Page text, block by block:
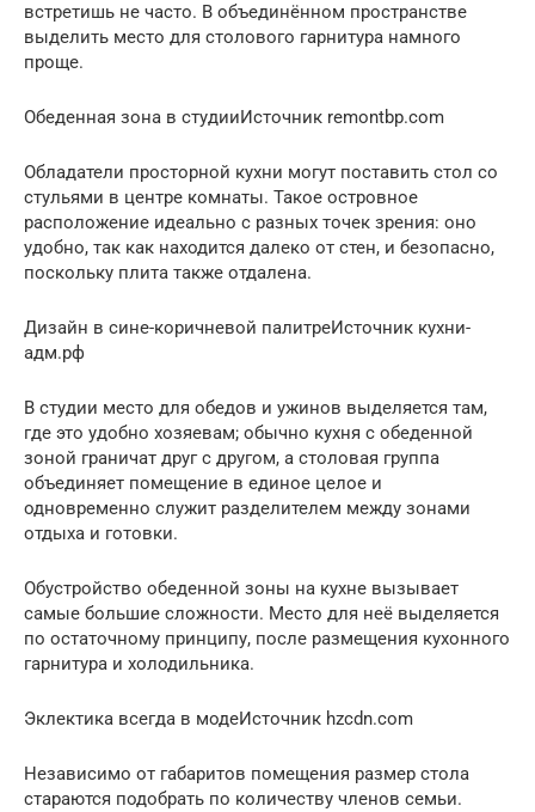
встретишь не часто. В объединённом пространстве
выделить место для столового гарнитура намного
проще.
Обеденная зона в студииИсточник remontbp.com
Обладатели просторной кухни могут поставить стол со
стульями в центре комнаты. Такое островное
расположение идеально с разных точек зрения: оно
удобно, так как находится далеко от стен, и безопасно,
поскольку плита также отдалена.
Дизайн в сине-коричневой палитреИсточник кухни-
адм.рф
В студии место для обедов и ужинов выделяется там,
где это удобно хозяевам; обычно кухня с обеденной
зоной граничат друг с другом, а столовая группа
объединяет помещение в единое целое и
одновременно служит разделителем между зонами
отдыха и готовки.
Обустройство обеденной зоны на кухне вызывает
самые большие сложности. Место для неё выделяется
по остаточному принципу, после размещения кухонного
гарнитура и холодильника.
Эклектика всегда в модеИсточник hzcdn.com
Независимо от габаритов помещения размер стола
стараются подобрать по количеству членов семьи.